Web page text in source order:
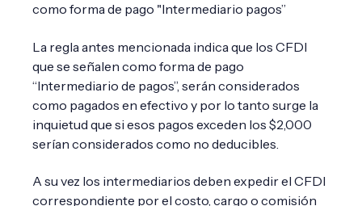
como forma de pago "Intermediario pagos”
La regla antes mencionada indica que los CFDI
que se señalen como forma de pago
“Intermediario de pagos”, serán considerados
como pagados en efectivo y por lo tanto surge la
inquietud que si esos pagos exceden los $2,000
serían considerados como no deducibles.
A su vez los intermediarios deben expedir el CFDI
correspondiente por el costo, cargo o comisión